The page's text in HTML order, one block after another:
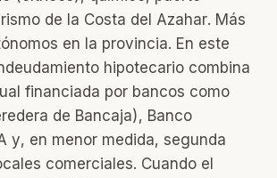
de la Costa del Azahar. Más
en la provincia. En este
hipotecario combina
financiada por bancos como
de Bancaja), Banco
y, en menor medida, segunda
comerciales. Cuando el